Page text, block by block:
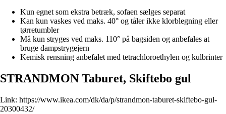
Kun egnet som ekstra betræk, sofaen sælges separat
Kan kun vaskes ved maks. 40° og tåler ikke klorblegning eller
tørretumbler
Må kun stryges ved maks. 110° på bagsiden og anbefales at
bruge dampstrygejern
Kemisk rensning anbefalet med tetrachloroethylen og kulbrinter
STRANDMON Taburet, Skiftebo gul
Link: https://www.ikea.com/dk/da/p/strandmon-taburet-skiftebo-gul-
20300432/